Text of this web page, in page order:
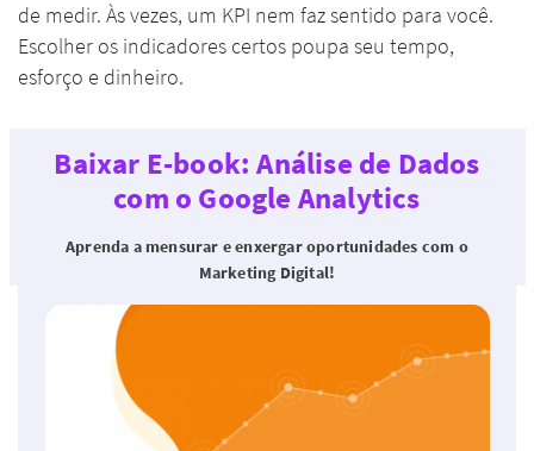
de medir. Às vezes, um KPI nem faz sentido para você.
Escolher os indicadores certos poupa seu tempo,
esforço e dinheiro.
Baixar E-book: Análise de Dados
com o Google Analytics
Aprenda a mensurar e enxergar oportunidades com o
Marketing Digital!